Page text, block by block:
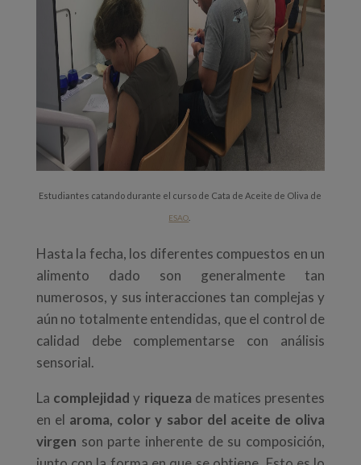
Estudiantes catando durante el curso de Cata de Aceite de Oliva de
ESAO
Hasta la fecha, los diferentes compuestos en un
alimento dado son generalmente tan
numerosos, y sus interacciones tan complejas y
aún no totalmente entendidas, que el control de
calidad debe complementarse con análisis
sensorial.
La complejidad y riqueza de matices presentes
en el aroma, color y sabor del aceite de oliva
virgen son parte inherente de su composición,